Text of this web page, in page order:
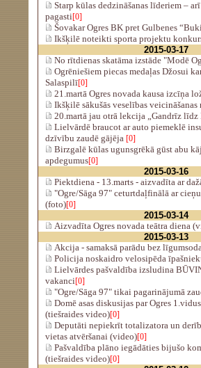
Starp kūlas dedzināšanas līderiem –
pagasti[0]
Šovakar Ogres BK pret Gulbenes
Ikšķilē noteikti sporta projektu
2015-03-17
No rītdienas skatāma izstāde "Modē
Ogrēniešiem piecas medaļas Džosui
Salaspilī[0]
21.martā Ogres novada kausa izcīņa
Ikšķilē sākušās veselības
20.martā jau otrā lekcija „Gandrīz līdz
Lielvārdē braucot ar auto piemeklē
dzīvību zaudē gājēja [0]
Birzgalē kūlas ugunsgrēkā gūst abu
apdegumus[0]
2015-03-16
Piektdiena - 13.marts - aizvadīta ar
"Ogre/Sāga 97" ceturtdaļfinālā ar
(foto)[0]
2015-03-14
Aizvadīta Ogres novada teātra diena
2015-03-13
Akcija - samaksā parādu bez
Policija noskaidro velosipēda
Lielvārdes pašvaldība izsludina
vakanci[0]
"Ogre/Sāga 97" tikai pagarinājumā
Domē asas diskusijas par Ogres
(tiešraides video)[0]
Deputāti nepiekrīt totalizatora un
vietas atvēršanai (video)[0]
Pašvaldība plāno iegādāties bijušo
(tiešraides video)[0]